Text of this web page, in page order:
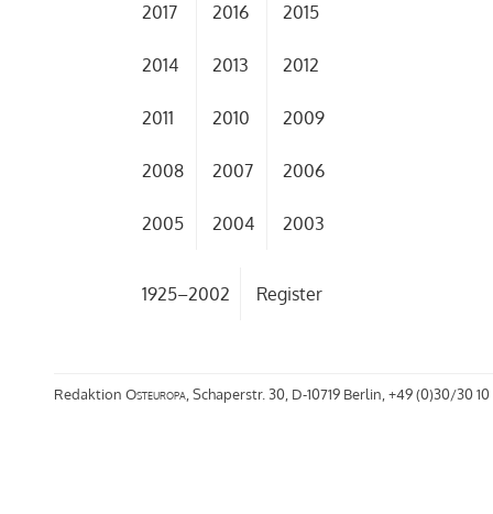
2017 2016 2015
2014 2013 2012
2011 2010 2009
2008 2007 2006
2005 2004 2003
1925–2002 Register
Redaktion Osteuropa, Schaperstr. 30, D-10719 Berlin, +49 (0)30/30